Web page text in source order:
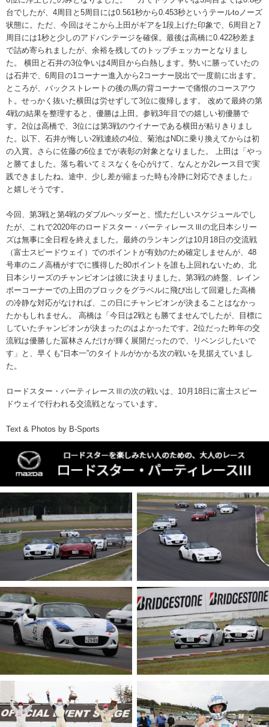
台でしたが、4周目と5周目には0.561秒から0.453秒というテールtoノーズ
状態に。ただ、今回はそこから上田がギアを1段上げた印象で、6周目と7
周目には1秒と少しのアドバンテージを確保。最後は高橋に0.422秒差ま
で詰め寄られましたが、余裕を残してのトップチェッカーとなりまし
た。 横田と石井の3位争いは4周目から白熱します。勢いに勝っていたの
は石井で、6周目の1コーナー進入から2コーナー脱出で一度前に出ます。
ところが、バックストレートの後の馬の背コーナーで痛恨のコースアウ
ト。せっかく抜いた横田は労せずして3位に復帰します。 改めて最終の第
4戦の結果を整理すると、優勝は上田。参戦3年目での嬉しい初優勝で
す。2位は高橋で、3位には第3戦のウイナーである横田が粘りきりまし
た。以下、石井が悔しい2戦連続の4位、菊池はNDに乗り換えてからは初
の入賞。さらに佐藤の6位までが表彰の対象となりました。 上田は「やっ
と勝てました。落ち着いてミスなくを心がけて、なんとか2レース目で実
践できましたね。途中、少し差が縮まった時も冷静に対応できました」
と嬉しそうです。
今回、第3戦と第4戦のダブルヘッダーと、慌ただしいスケジュールでし
たが、これで2020年のロードスター・パーティレースⅢの北日本シリー
ズは無事に全日程を終えました。最終のランキングは10月18日の交流戦
（富士スピードウェイ）でのポイントが有効のため確定しませんが、48
号車のニノ高橋がすでに獲得した80ポイントを誰も上回れないため、北
日本シリーズのチャンピオンは彼に決まりました。第3戦の終盤、レイン
ボーコーナーでの上田のブロックをグラベルに飛び出して回避した高橋
の冷静な対応がなければ、この日にチャンピオンが決まることはなかっ
たかもしれません。 高橋は「今日は2戦とも勝てませんでしたが、目標に
していたチャンピオンが決まったのはよかったです。2位だった昨年の交
流戦は優勝した冨林さんだけが輝く展開だったので、リベンジしたいで
す」と、早くも“日本一”のタイトルがかかる次の戦いを見据えていまし
た。
ロードスター・パーティレースⅢの次の戦いは、10月18日に富士スピー
ドウェイで行われる交流戦となっています。
Text & Photos by B-Sports